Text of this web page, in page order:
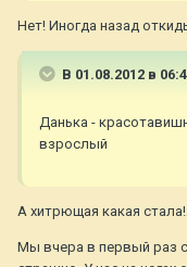
Нет! Иногда назад
В 01.08.2012 в
Данька -
взрослый
А хитрющая какая
Мы вчера в первый раз